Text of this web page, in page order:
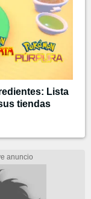
Lista
tiendas